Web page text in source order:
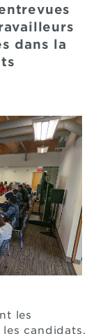
dans la
les
candidats.